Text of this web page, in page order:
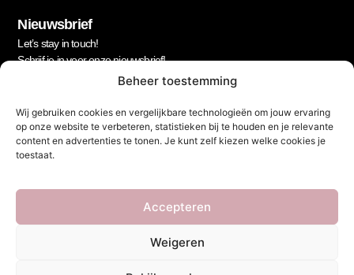
Beheer toestemming
Wij gebruiken cookies en vergelijkbare technologieën om jouw ervaring
op onze website te verbeteren, statistieken bij te houden en je relevante
content en advertenties te tonen. Je kunt zelf kiezen welke cookies je
toestaat.
Accepteren
Weigeren
Nieuwsbrief
Let’s stay in touch!
Schrijf je in voor onze nieuwsbrief!
Footer
Newsletter